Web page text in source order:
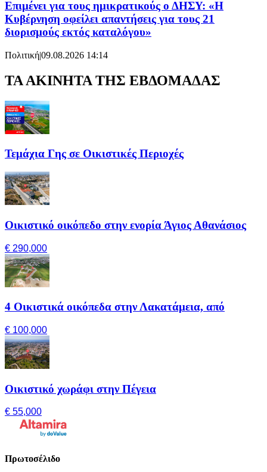
Επιμένει για τους ημικρατικούς ο ΔΗΣΥ: «Η
Κυβέρνηση οφείλει απαντήσεις για τους 21
διορισμούς εκτός καταλόγου»
Πολιτική|09.08.2026 14:14
ΤΑ ΑΚΙΝΗΤΑ ΤΗΣ ΕΒΔΟΜΑΔΑΣ
Τεμάχια Γης σε Οικιστικές Περιοχές
Οικιστικό οικόπεδο στην ενορία Άγιος Αθανάσιος
€ 290,000
4 Οικιστικά οικόπεδα στην Λακατάμεια, από
€ 100,000
Οικιστικό χωράφι στην Πέγεια
€ 55,000
Πρωτοσέλιδο